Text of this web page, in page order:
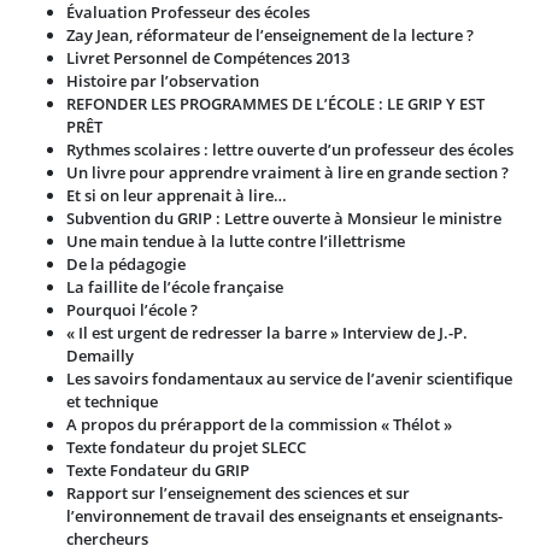
Évaluation Professeur des écoles
Zay Jean, réformateur de l’enseignement de la lecture ?
Livret Personnel de Compétences 2013
Histoire par l’observation
REFONDER LES PROGRAMMES DE L’ÉCOLE : LE GRIP Y EST
PRÊT
Rythmes scolaires : lettre ouverte d’un professeur des écoles
Un livre pour apprendre vraiment à lire en grande section ?
Et si on leur apprenait à lire…
Subvention du GRIP : Lettre ouverte à Monsieur le ministre
Une main tendue à la lutte contre l’illettrisme
De la pédagogie
La faillite de l’école française
Pourquoi l’école ?
« Il est urgent de redresser la barre » Interview de J.-P.
Demailly
Les savoirs fondamentaux au service de l’avenir scientifique
et technique
A propos du prérapport de la commission « Thélot »
Texte fondateur du projet SLECC
Texte Fondateur du GRIP
Rapport sur l’enseignement des sciences et sur
l’environnement de travail des enseignants et enseignants-
chercheurs